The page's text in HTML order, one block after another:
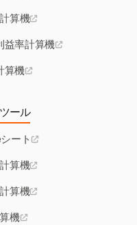
算機
益率計算機
算機
ール
ート
算機
算機
機